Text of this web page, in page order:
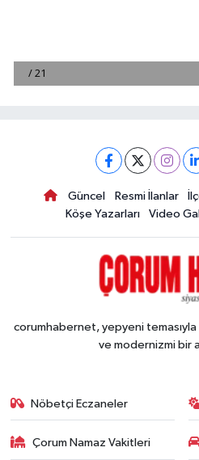
Güncel Resmi İlanlar
Köşe Yazarları
Video
corumhabernet, yepyeni
ve modernizmi bir
Nöbetçi Eczaneler
Çorum Namaz Vakitleri